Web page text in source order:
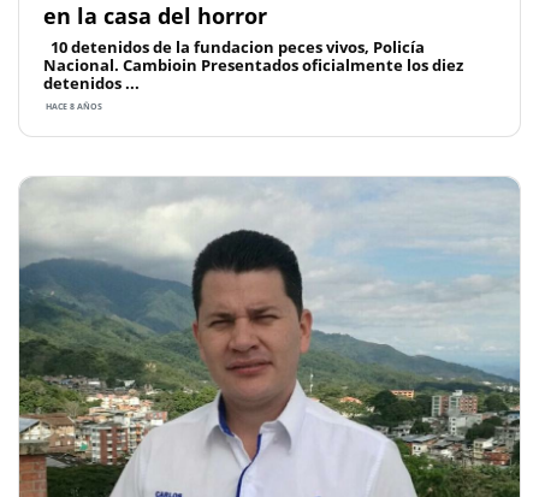
en la casa del horror
10 detenidos de la fundacion peces vivos, Policía
Nacional. Cambioin Presentados oficialmente los diez
detenidos ...
HACE 8 AÑOS